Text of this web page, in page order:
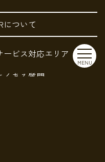
MENU
について
ービス対応エリア
くある質問